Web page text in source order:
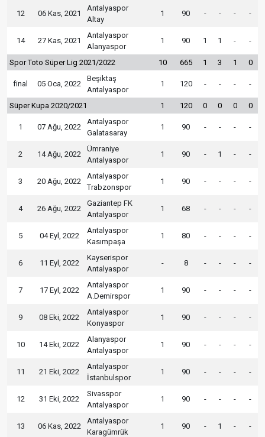
12 06 Kas, 2021
Antalyaspor
Altay
1 90 - - - -
14 27 Kas, 2021
Antalyaspor
Alanyaspor
1 90 1 1 - -
Spor Toto Süper Lig 2021/2022 10 665 1 3 1 0
final 05 Oca, 2022
Beşiktaş
Antalyaspor
1 120 - - - -
Süper Kupa 2020/2021 1 120 0 0 0 0
1 07 Ağu, 2022
Antalyaspor
Galatasaray
1 90 - - - -
2 14 Ağu, 2022
Ümraniye
Antalyaspor
1 90 - 1 - -
3 20 Ağu, 2022
Antalyaspor
Trabzonspor
1 90 - - - -
4 26 Ağu, 2022
Gaziantep FK
Antalyaspor
1 68 - - - -
5 04 Eyl, 2022
Antalyaspor
Kasımpaşa
1 80 - - - -
6 11 Eyl, 2022
Kayserispor
Antalyaspor
- 8 - - - -
7 17 Eyl, 2022
Antalyaspor
A.Demirspor
1 90 - - - -
9 08 Eki, 2022
Antalyaspor
Konyaspor
1 90 - - - -
10 14 Eki, 2022
Alanyaspor
Antalyaspor
1 90 - - - -
11 21 Eki, 2022
Antalyaspor
İstanbulspor
1 90 - - - -
12 31 Eki, 2022
Sivasspor
Antalyaspor
1 90 - - - -
13 06 Kas, 2022
Antalyaspor
Karagümrük
1 90 - 1 - -